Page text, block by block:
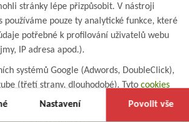
stránky lépe přizpůsobit. V nástroji
používáme pouze ty analytické funkce, které
potřebné k profilování uživatelů webu
IP adresa apod.).
systémů Google (Adwords, DoubleClick),
(třetí strany, dlouhodobé). Tyto cookies
profilování. Díky nim jsme schopni s
Nastavení Povolit vše